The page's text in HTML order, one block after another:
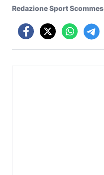
Redazione Sport